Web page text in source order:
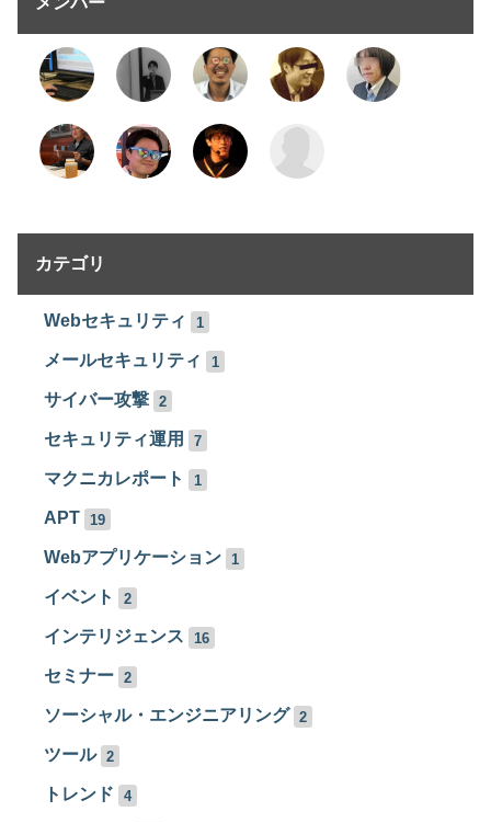
カテゴリ
Webセキュリティ 1
メールセキュリティ 1
サイバー攻撃 2
セキュリティ運用 7
マクニカレポート 1
APT 19
Webアプリケーション 1
イベント 2
インテリジェンス 16
セミナー 2
ソーシャル・エンジニアリング 2
ツール 2
トレンド 4